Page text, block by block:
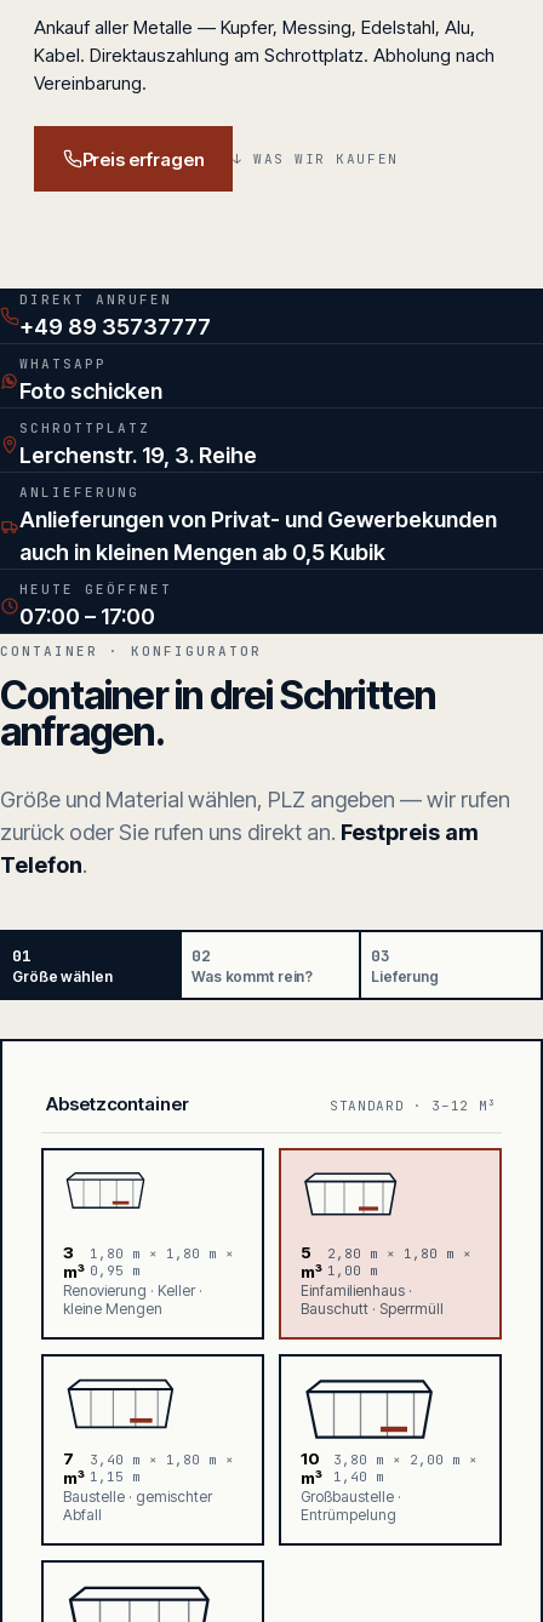
Ankauf aller Metalle — Kupfer, Messing, Edelstahl, Alu,
Kabel. Direktauszahlung am Schrottplatz. Abholung nach
Vereinbarung.
Preis erfragen ↓ WAS WIR KAUFEN
DIREKT ANRUFEN
+49 89 35737777
WHATSAPP
Foto schicken
SCHROTTPLATZ
Lerchenstr. 19, 3. Reihe
ANLIEFERUNG
Anlieferungen von Privat- und Gewerbekunden
auch in kleinen Mengen ab 0,5 Kubik
HEUTE GEÖFFNET
07:00 – 17:00
CONTAINER · KONFIGURATOR
Container in drei Schritten
anfragen.
Größe und Material wählen, PLZ angeben — wir rufen
zurück oder Sie rufen uns direkt an. Festpreis am
Telefon.
01
Größe wählen
02
Was kommt rein?
03
Lieferung
Absetzcontainer STANDARD · 3–12 M³
3
m³
1,80 m × 1,80 m ×
0,95 m
Renovierung · Keller ·
kleine Mengen
5
m³
2,80 m × 1,80 m ×
1,00 m
Einfamilienhaus ·
Bauschutt · Sperrmüll
7
m³
3,40 m × 1,80 m ×
1,15 m
Baustelle · gemischter
Abfall
10
m³
3,80 m × 2,00 m ×
1,40 m
Großbaustelle ·
Entrümpelung